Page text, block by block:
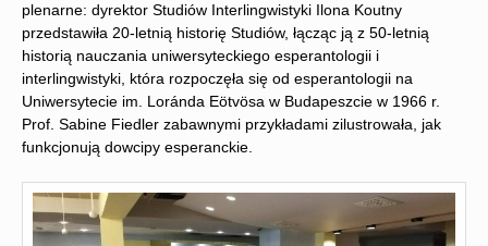
plenarne: dyrektor Studiów Interlingwistyki Ilona Koutny
przedstawiła 20-letnią historię Studiów, łącząc ją z 50-letnią
historią nauczania uniwersyteckiego esperantologii i
interlingwistyki, która rozpoczęła się od esperantologii na
Uniwersytecie im. Loránda Eötvösa w Budapeszcie w 1966 r.
Prof. Sabine Fiedler zabawnymi przykładami zilustrowała, jak
funkcjonują dowcipy esperanckie.